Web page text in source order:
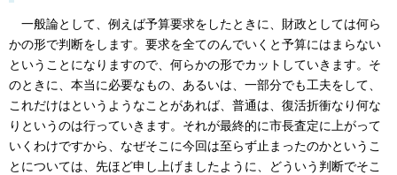
一般論として、例えば予算要求をしたときに、財政としては何ら
かの形で判断をします。要求を全てのんでいくと予算にはまらない
ということになりますので、何らかの形でカットしていきます。そ
のときに、本当に必要なもの、あるいは、一部分でも工夫をして、
これだけはというようなことがあれば、普通は、復活折衝なり何な
りというのは行っていきます。それが最終的に市長査定に上がって
いくわけですから、なぜそこに今回は至らず止まったのかというこ
とについては、先ほど申し上げましたように、どういう判断でそこ